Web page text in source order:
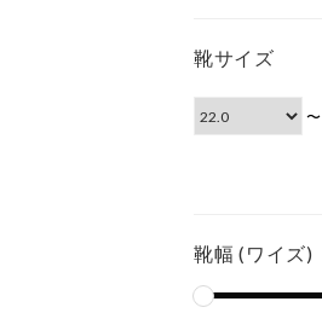
靴サイズ
〜
靴幅 (ワイズ)